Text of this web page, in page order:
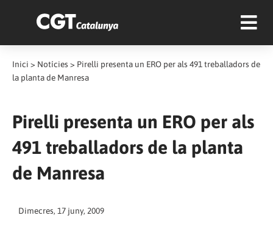
Inici > Notícies > Pirelli presenta un ERO per als 491 treballadors de
la planta de Manresa
Pirelli presenta un ERO per als
491 treballadors de la planta
de Manresa
Dimecres, 17 juny, 2009